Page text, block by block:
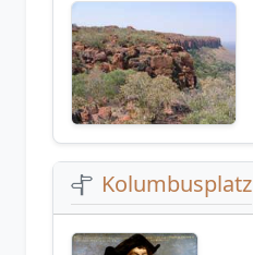
Kolumbusplatz